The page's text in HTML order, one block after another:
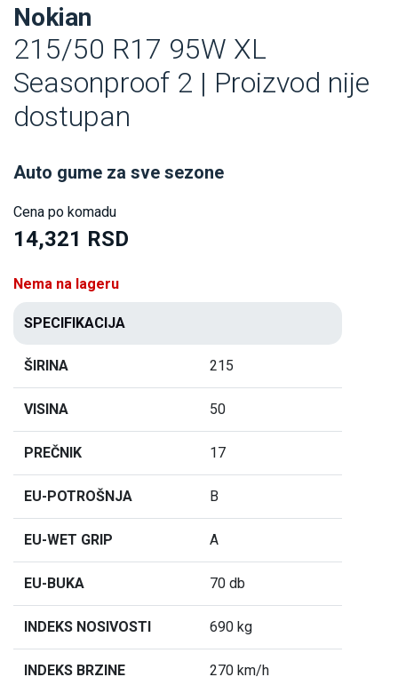
Nokian
215/50 R17 95W XL
Seasonproof 2 | Proizvod nije
dostupan
Auto gume za sve sezone
Cena po komadu
14,321 RSD
Nema na lageru
SPECIFIKACIJA
ŠIRINA 215
VISINA 50
PREČNIK 17
EU-POTROŠNJA B
EU-WET GRIP A
EU-BUKA 70 db
INDEKS NOSIVOSTI 690 kg
INDEKS BRZINE 270 km/h